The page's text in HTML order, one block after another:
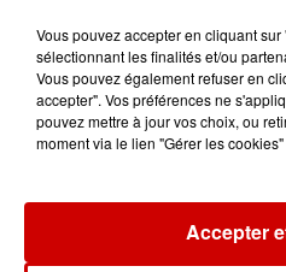
vous !
Vous pouvez accepter en cliquant
sélectionnant les finalités et/ou
Vous pouvez également refuser en
accepter". Vos préférences ne
pouvez mettre à jour vos choix, ou
moment via le lien "Gérer les
Accepter